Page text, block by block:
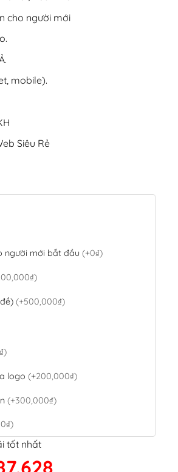
cho người mới
mobile).
Siêu Rẻ
người mới bắt đầu (+0₫)
(+500,000₫)
logo (+200,000₫)
(+300,000₫)
tốt nhất